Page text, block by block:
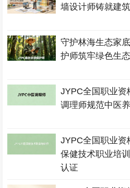
墙设计师铸就建
守护林海生态家
护师筑牢绿色生
JYPC全国职业资
调理师规范中医
JYPC全国职业资
保健技术职业培
认证